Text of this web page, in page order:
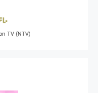
TV (NTV)